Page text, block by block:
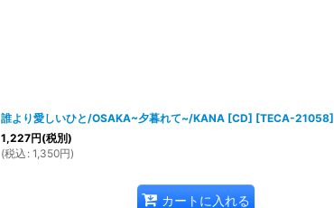
誰より愛しいひと/OSAKA~夕暮れて~/KANA [CD] [TECA-21058]
1,227円(税別)
(税込 : 1,350円)
カートに入れる